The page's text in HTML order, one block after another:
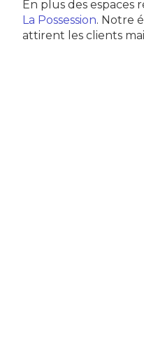
En plus des espaces
La Possession. Notre
attirent les clients